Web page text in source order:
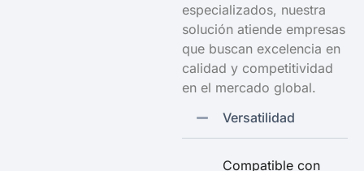
especializados, nuestra
solución atiende empresas
que buscan excelencia en
calidad y competitividad
en el mercado global.
Versatilidad
Compatible con